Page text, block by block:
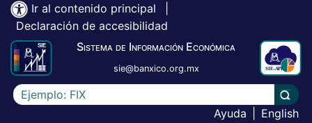
Ir al contenido principal
Declaración de accesibilidad
Sistema de Información Económica
sie@banxico.org.mx
Escriba el texto a buscar
Ayuda
English